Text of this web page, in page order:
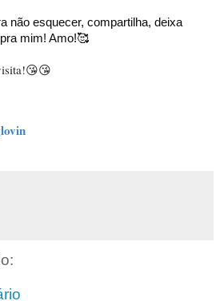
não esquecer, compartilha, deixa
mim! Amo!🥰
😘😘